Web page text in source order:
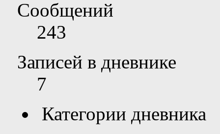
Сообщений
243
Записей в дневнике
7
Категории дневника